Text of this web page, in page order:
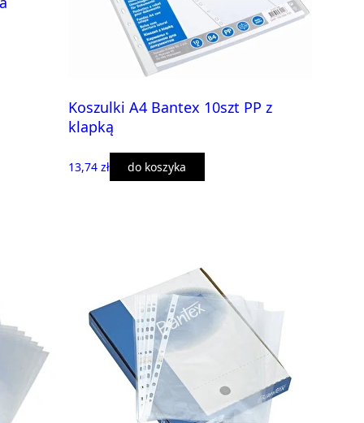
Koszulki A4 Bantex 10szt PP z
klapką
13,74 zł do koszyka